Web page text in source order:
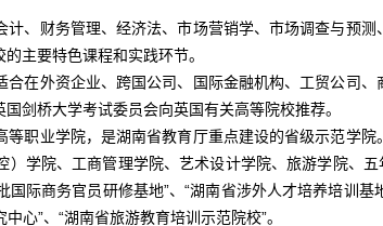
、财务管理、经济法、市场营销学、市场调查与预
主要特色课程和实践环节。
在外资企业、跨国公司、国际金融机构、工贸公司
剑桥大学考试委员会向英国有关高等院校推荐。
职业学院，是湖南省教育厅重点建设的省级示范学
）学院、工商管理学院、艺术设计学院、旅游学院、
际商务官员研修基地”、“湖南省涉外人才培养培训基
心”、“湖南省旅游教育培训示范院校”。